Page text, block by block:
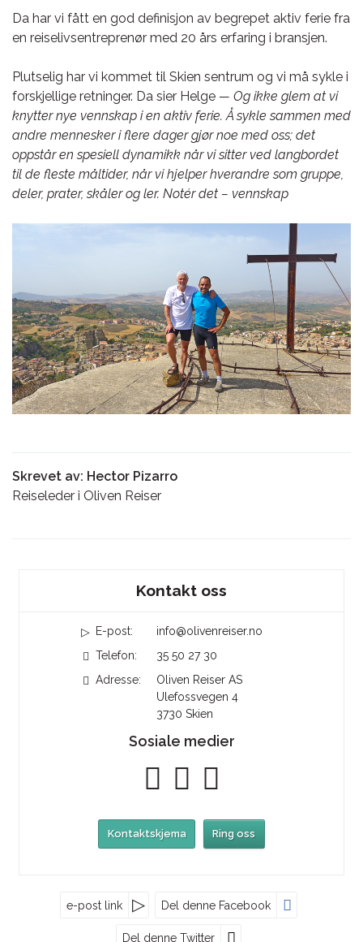
Da har vi fått en god definisjon av begrepet aktiv ferie fra
en reiselivsentreprenør med 20 års erfaring i bransjen.
Plutselig har vi kommet til Skien sentrum og vi må sykle i
forskjellige retninger. Da sier Helge — Og ikke glem at vi
knytter nye vennskap i en aktiv ferie. Å sykle sammen med
andre mennesker i flere dager gjør noe med oss; det
oppstår en spesiell dynamikk når vi sitter ved langbordet
til de fleste måltider, når vi hjelper hverandre som gruppe,
deler, prater, skåler og ler. Notér det – vennskap
Skrevet av: Hector Pizarro
Reiseleder i Oliven Reiser
Sosiale medier
Kontakt oss
E-post:
info@olivenreiser.no
Telefon:
35 50 27 30
Adresse:
Oliven Reiser AS
Ulefossvegen 4
3730 Skien
Sosiale medier
Kontaktskjema Ring oss
Nyhetsbrev
e-post link Del denne Facebook
Del denne Twitter